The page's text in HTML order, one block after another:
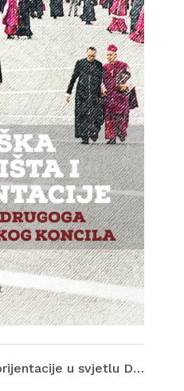
Teološka polazišta i orijentacije u svjetlu Drugoga vatikanskog koncila